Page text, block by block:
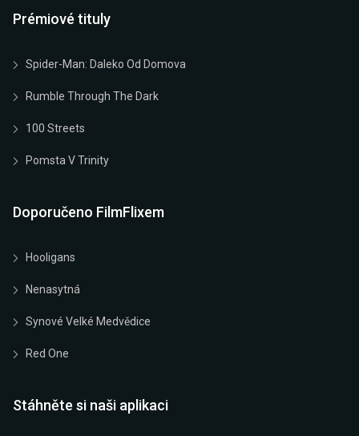
Prémiové tituly
Spider-Man: Daleko Od Domova
Rumble Through The Dark
100 Streets
Pomsta V Trinity
Doporučeno FilmFlixem
Hooligans
Nenasytná
Synové Velké Medvědice
Red One
Stáhněte si naši aplikaci